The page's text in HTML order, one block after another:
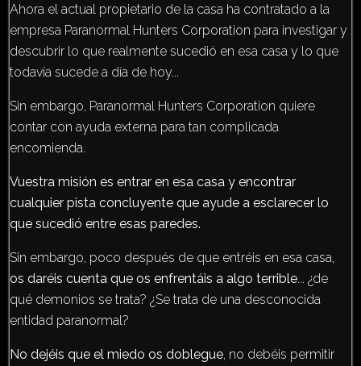
Ahora el actual propietario de la casa ha contratado a la
empresa Paranormal Hunters Corporation para investigar y
descubrir lo que realmente sucedió en esa casa y lo que
todavía sucede a día de hoy...
Sin embargo, Paranormal Hunters Corporation quiere
contar con ayuda externa para tan complicada
encomienda.
Vuestra misión es entrar en esa casa y encontrar
cualquier pista concluyente que ayude a esclarecer lo
que sucedió entre esas paredes.
Sin embargo, poco después de que entréis en esa casa,
os daréis cuenta que os enfrentáis a algo terrible... ¿de
qué demonios se trata? ¿Se trata de una desconocida
entidad paranormal?
No dejéis que el miedo os doblegue, no debéis permitir